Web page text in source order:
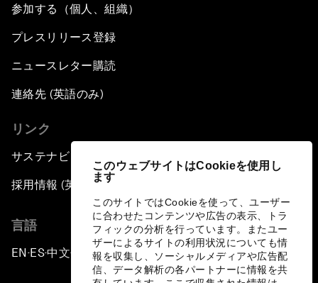
このウェブサイトはCookieを使用し
ます
このサイトではCookieを使って、ユーザー
に合わせたコンテンツや広告の表示、トラ
フィックの分析を行っています。またユー
ザーによるサイトの利用状況についても情
報を収集し、ソーシャルメディアや広告配
信、データ解析の各パートナーに情報を共
参加する（個人、組織）
プレスリリース登録
ニュースレター購読
連絡先 (英語のみ)
リンク
サステナビリティへの取り組み
採用情報 (英語のみ)
言語
EN ▪ES▪中文▪ 日本語